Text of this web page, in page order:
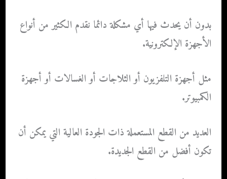
بدون أن يحدث فيها أي مشكلة دائما نقدم الكثير من أنواع
الأجهزة الإلكترونية.
مثل أجهزة التلفزيون أو الثلاجات أو الغسالات أو أجهزة
الكمبيوتر.
العديد من القطع المستعملة ذات الجودة العالية التي يمكن أن
تكون أفضل من القطع الجديدة.